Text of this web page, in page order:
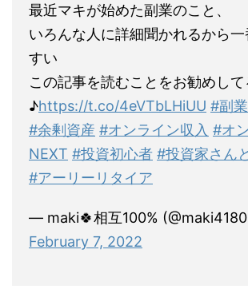
最近マキが始めた副業のこと、
いろんな人に詳細聞かれるから
すい
この記事を読むことをお勧めし
♪https://t.co/4eVTbLHiUU #副業
#余剰資産 #オンライン収入 #オ
NEXT #投資初心者 #投資家さん
#アーリーリタイア
— maki🍀相互100%
February 7, 2022